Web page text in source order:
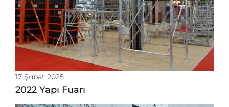
17 Şubat 2025
2022 Yapı Fuarı